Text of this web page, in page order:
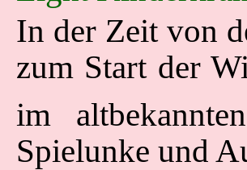
In der Zeit von
zum Start der
im
Spielunke und